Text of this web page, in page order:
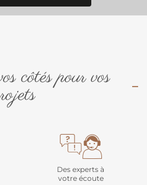
côtés pour vos
Des experts à
votre écoute